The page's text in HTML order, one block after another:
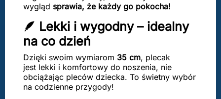
wygląd sprawia, że każdy go pokocha!
🪶 Lekki i wygodny – idealny
na co dzień
Dzięki swoim wymiarom 35 cm, plecak
jest lekki i komfortowy do noszenia, nie
obciążając pleców dziecka. To świetny wybór
na codzienne przygody!